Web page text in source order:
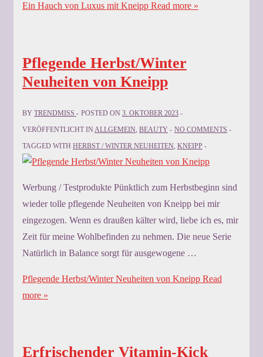
Ein Hauch von Luxus mit Kneipp Read more »
Pflegende Herbst/Winter
Neuheiten von Kneipp
BY TRENDMISS POSTED ON 3. OKTOBER 2023
VERÖFFENTLICHT IN ALLGEMEIN BEAUTY
NO COMMENTS
TAGGED WITH HERBST / WINTER NEUHEITEN KNEIPP
Werbung / Testprodukte Pünktlich zum Herbstbeginn sind
wieder tolle pflegende Neuheiten von Kneipp bei mir
eingezogen. Wenn es draußen kälter wird, liebe ich es, mir
Zeit für meine Wohlbefinden zu nehmen. Die neue Serie
Natürlich in Balance sorgt für ausgewogene …
Pflegende Herbst/Winter Neuheiten von Kneipp Read
more »
Erfrischender Vitamin-Kick